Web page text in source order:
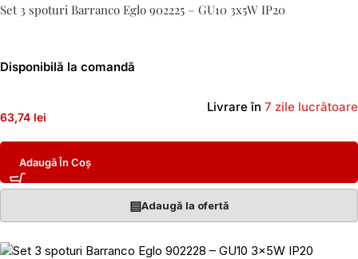
Set 3 spoturi Barranco Eglo 902225 – GU10 3x5W IP20
Disponibilă la comandă
63,74 lei
Livrare în 7 zile lucrătoare
Adaugă În Coș
▤Adaugă la ofertă